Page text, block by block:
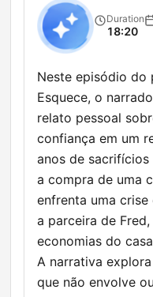
Duration
18:20
Neste episódio do
Esquece, o
relato pessoal
confiança em um
anos de
a compra de uma
enfrenta uma
a parceira de
economias do
A narrativa
que não envolve